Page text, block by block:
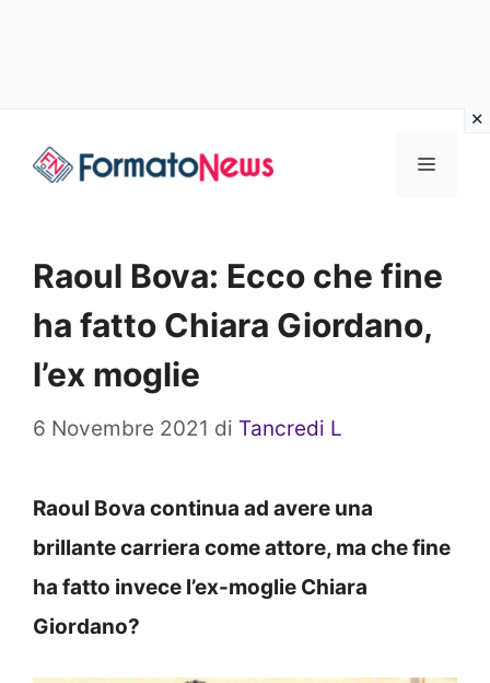
Menu
Raoul Bova: Ecco che fine
ha fatto Chiara Giordano,
l’ex moglie
6 Novembre 2021 di Tancredi L
Raoul Bova continua ad avere una
brillante carriera come attore, ma che fine
ha fatto invece l’ex-moglie Chiara
Giordano?